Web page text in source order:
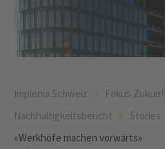
Implenia Schweiz Fokus
Nachhaltigkeitsbericht
Stories
«Werkhöfe machen vorwärts»